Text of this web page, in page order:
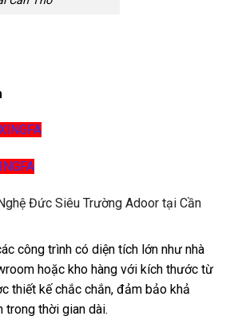
Đức Siêu Trường Adoor tại Cần
công trình có diện tích lớn như nhà
hoặc kho hàng với kích thước từ
thiết kế chắc chắn, đảm bảo khả
trong thời gian dài.